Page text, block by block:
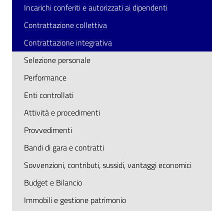
Incarichi conferiti e autorizzati ai dipendenti
Contrattazione collettiva
Contrattazione integrativa
Selezione personale
Performance
Enti controllati
Attività e procedimenti
Provvedimenti
Bandi di gara e contratti
Sovvenzioni, contributi, sussidi, vantaggi economici
Budget e Bilancio
Immobili e gestione patrimonio